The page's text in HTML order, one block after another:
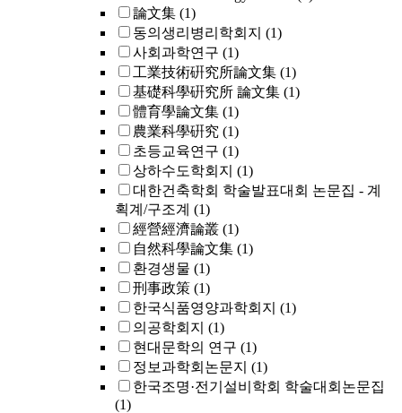
論文集 (1)
동의생리병리학회지 (1)
사회과학연구 (1)
工業技術硏究所論文集 (1)
基礎科學硏究所 論文集 (1)
體育學論文集 (1)
農業科學硏究 (1)
초등교육연구 (1)
상하수도학회지 (1)
대한건축학회 학술발표대회 논문집 - 계
획계/구조계 (1)
經營經濟論叢 (1)
自然科學論文集 (1)
환경생물 (1)
刑事政策 (1)
한국식품영양과학회지 (1)
의공학회지 (1)
현대문학의 연구 (1)
정보과학회논문지 (1)
한국조명·전기설비학회 학술대회논문집
(1)